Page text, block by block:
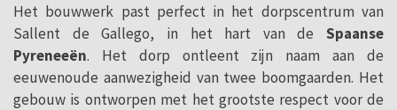
Het bouwwerk past perfect in het dorpscentrum van
Sallent de Gallego, in het hart van de Spaanse
Pyreneeën. Het dorp ontleent zijn naam aan de
eeuwenoude aanwezigheid van twee boomgaarden. Het
gebouw is ontworpen met het grootste respect voor de